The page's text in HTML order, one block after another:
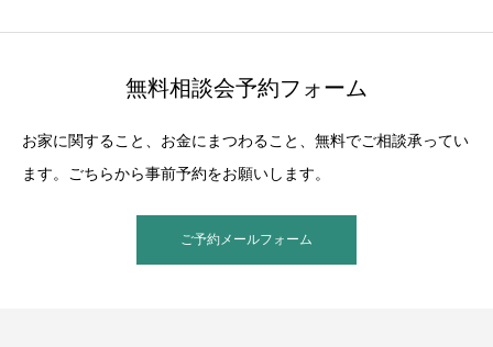
無料相談会予約フォーム
お家に関すること、お金にまつわること、無料でご相談承ってい
ます。ごちらから事前予約をお願いします。
ご予約メールフォーム